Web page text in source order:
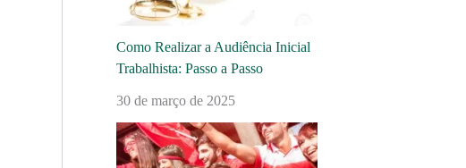
Como Realizar a Audiência Inicial
Trabalhista: Passo a Passo
30 de março de 2025